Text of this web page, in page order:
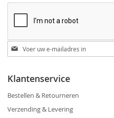
Blijf
op
hoogte
Klantenservice
Bestellen & Retourneren
Verzending & Levering